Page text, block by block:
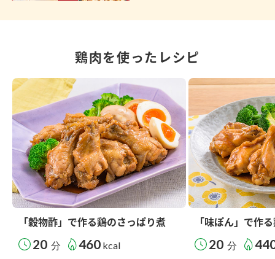
鶏肉を使ったレシピ
「穀物酢」で作る鶏のさっぱり煮
20 分 460 kcal
「味ぽん」で作
20 分